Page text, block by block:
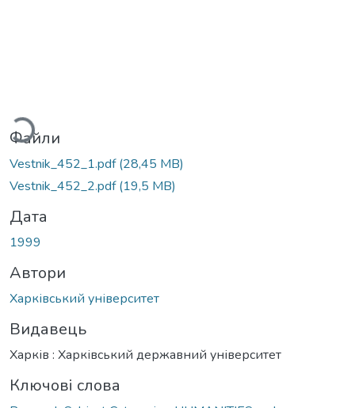
Файли
Vestnik_452_1.pdf(28,45 MB)
Vestnik_452_2.pdf(19,5 MB)
Дата
1999
Автори
Харківський університет
Видавець
Харків : Харківський державний університет
Ключові слова